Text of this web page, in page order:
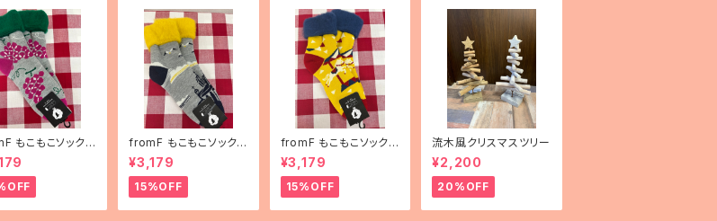
もこもこソックス
（果物）」
fromF もこもこソックス
「Helsinki（ヘルシン
キ）」
¥3,179
15%OFF
fromF もこもこソックス
「karuselli（メリーゴー
ランド）」
¥3,179
15%OFF
流木風クリスマスツリー
¥2,200
20%OFF